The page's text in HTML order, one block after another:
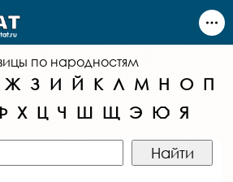
по народностям
Ж З И Й К Л М Н О П
Х Ц Ч Ш Щ Э Ю Я